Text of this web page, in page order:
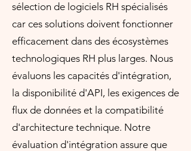
sélection de logiciels RH spécialisés
car ces solutions doivent fonctionner
efficacement dans des écosystèmes
technologiques RH plus larges. Nous
évaluons les capacités d'intégration,
la disponibilité d'API, les exigences de
flux de données et la compatibilité
d'architecture technique. Notre
évaluation d'intégration assure que